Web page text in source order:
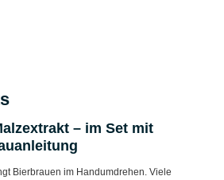
– im Set mit
Bierbrauen im Handumdrehen. Viele